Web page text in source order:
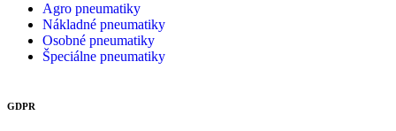
Agro pneumatiky
Nákladné pneumatiky
Osobné pneumatiky
Špeciálne pneumatiky
GDPR